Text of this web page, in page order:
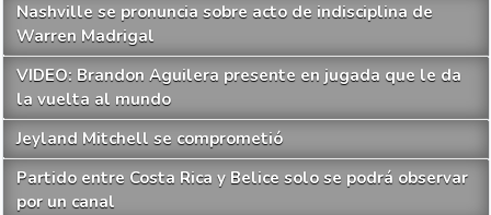
Nashville se pronuncia sobre acto de indisciplina de
Warren Madrigal
VIDEO: Brandon Aguilera presente en jugada que le da
la vuelta al mundo
Jeyland Mitchell se comprometió
Partido entre Costa Rica y Belice solo se podrá observar
por un canal